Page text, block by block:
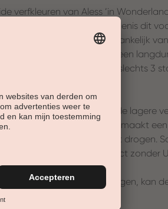
verfkleuren van Aless ’in
sprookjesachtige geschiedenis dit
delicate witte toon, die, afhankelijk
glinstert.De oplossing voor een
zonder extra apparaten. In slechts 3
de hybride basis van de lagere
de kleurenverf. De adhesie maakt
kleurhybride aan en laat het drogen.
hybride top met geleffect zonder
Notes
verder te verlengen, kan
u wilt.